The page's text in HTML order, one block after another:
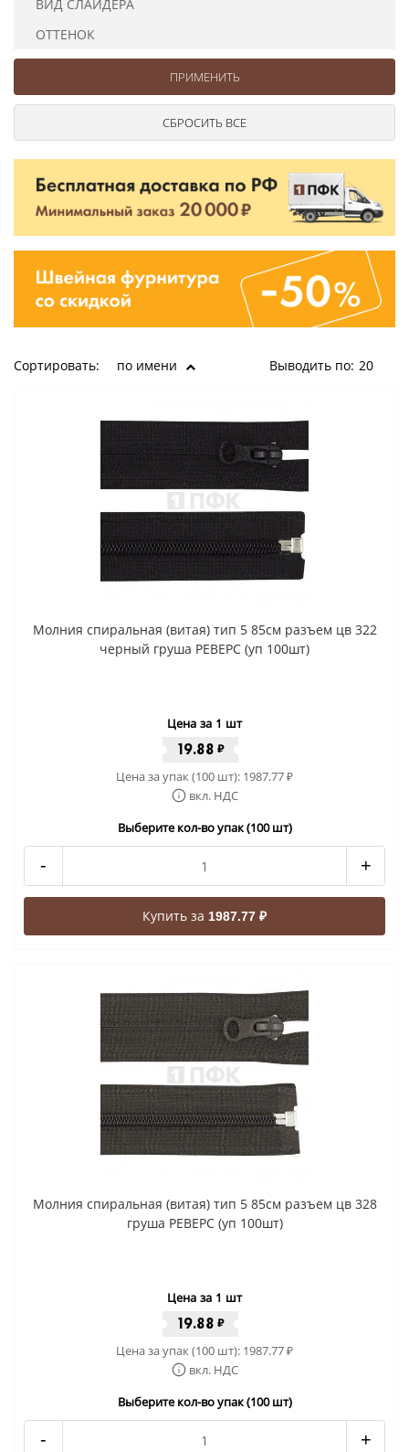
ВИД СЛАЙДЕРА
ОТТЕНОК
Сортировать: по имени Выводить по: 20
Молния спиральная (витая) тип 5 85см разъем цв 322
черный груша РЕВЕРС (уп 100шт)
Цена за 1 шт
19.88 ₽
Цена за упак (100 шт): 1987.77₽
вкл. НДС
Выберите кол-во упак (100 шт)
- +
Купить за 1987.77 ₽
Молния спиральная (витая) тип 5 85см разъем цв 328
груша РЕВЕРС (уп 100шт)
Цена за 1 шт
19.88 ₽
Цена за упак (100 шт): 1987.77₽
вкл. НДС
Выберите кол-во упак (100 шт)
- +
Ушковые
Шторные
Цепочки шарики с замком
Ткани
Шнуры
Элементы декора